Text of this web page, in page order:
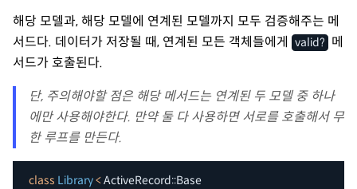
해당 모델과, 해당 모델에 연계된 모델까지 모두 검증해주는 메
서드다. 데이터가 저장될 때, 연계된 모든 객체들에게
valid? 메
서드가 호출된다.
단, 주의해야할 점은 해당 메서드는 연계된 두 모델 중 하나
에만 사용해야한다. 만약 둘 다 사용하면 서로를 호출해서 무
한 루프를 만든다.
class Library< ActiveRecord::Base